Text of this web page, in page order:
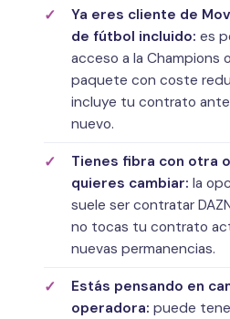
Ya eres cliente de
de fútbol incluido: es
acceso a la Champions
paquete con coste
incluye tu contrato
nuevo.
Tienes fibra con otra
quieres cambiar: la
suele ser contratar
no tocas tu contrato
nuevas permanencias.
Estás pensando en
operadora: puede